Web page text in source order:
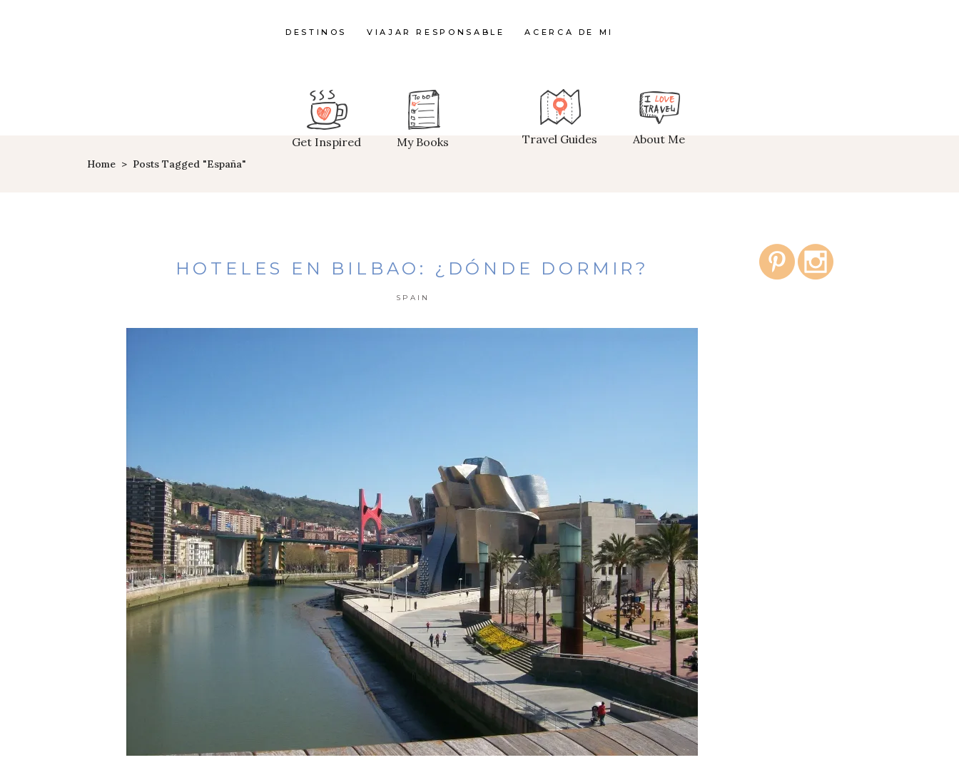
DESTINOS VIAJAR RESPONSABLE ACERCA DE MI
Get Inspired My Books Travel Guides About Me
Home > Posts Tagged "España"
HOTELES EN BILBAO: ¿DÓNDE DORMIR?
SPAIN